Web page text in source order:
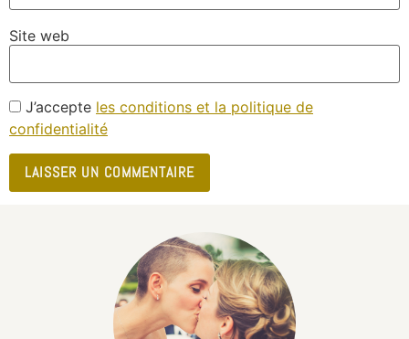
Site web
J’accepte les conditions et la politique de
confidentialité